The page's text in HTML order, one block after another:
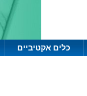
כלים אקטיביים